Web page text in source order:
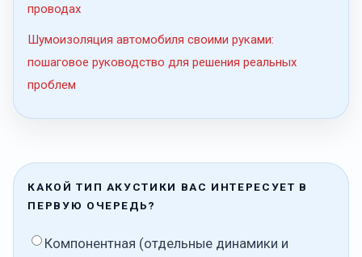
проводах
Шумоизоляция автомобиля своими руками:
пошаговое руководство для решения реальных
проблем
КАКОЙ ТИП АКУСТИКИ ВАС ИНТЕРЕСУЕТ В
ПЕРВУЮ ОЧЕРЕДЬ?
Компонентная (отдельные динамики и